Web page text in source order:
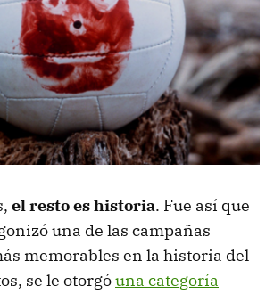
el resto es historia. Fue así que
una de las campañas
memorables en la historia del
se le otorgóuna categoría